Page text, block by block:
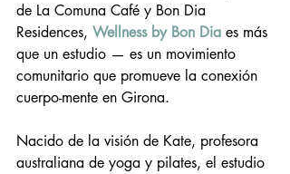
de La Comuna Café y Bon Dia
Residences, Wellness by Bon Dia es más
que un estudio — es un movimiento
comunitario que promueve la conexión
cuerpo-mente en Girona.
Nacido de la visión de Kate, profesora
australiana de yoga y pilates, el estudio